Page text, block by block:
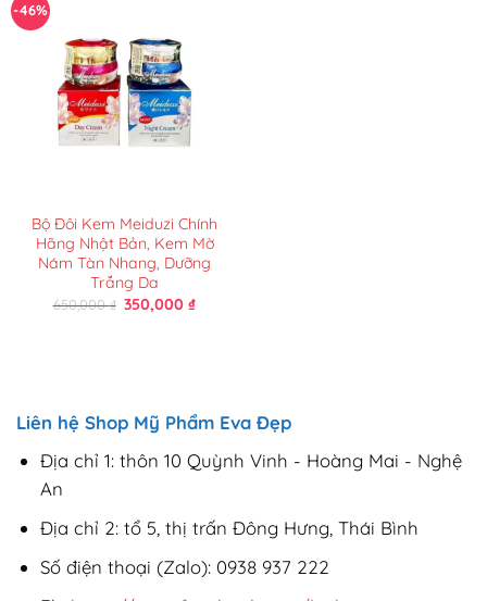
-46%
Bộ Đôi Kem Meiduzi Chính
Hãng Nhật Bản, Kem Mờ
Nám Tàn Nhang, Dưỡng
Trắng Da
650,000₫ Giá
350,000₫Giá
Liên hệ Shop Mỹ Phẩm Eva Đẹp
Địa chỉ 1: thôn 10 Quỳnh Vinh - Hoàng Mai - Nghệ
An
Địa chỉ 2: tổ 5, thị trấn Đông Hưng, Thái Bình
Số điện thoại (Zalo): 0938 937 222